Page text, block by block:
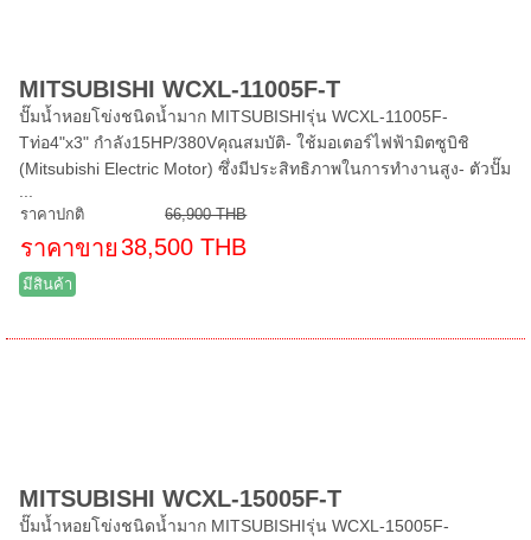
MITSUBISHI WCXL-11005F-T
ปั๊มน้ำหอยโข่งชนิดน้ำมาก MITSUBISHIรุ่น WCXL-11005F-
Tท่อ4"x3" กำลัง15HP/380Vคุณสมบัติ- ใช้มอเตอร์ไฟฟ้ามิตซูบิชิ
(Mitsubishi Electric Motor) ซึ่งมีประสิทธิภาพในการทำงานสูง- ตัวปั๊ม
ราคาปกติ 66,900 THB
ราคาขาย38,500 THB
มีสินค้า
MITSUBISHI WCXL-15005F-T
ปั๊มน้ำหอยโข่งชนิดน้ำมาก MITSUBISHIรุ่น WCXL-15005F-